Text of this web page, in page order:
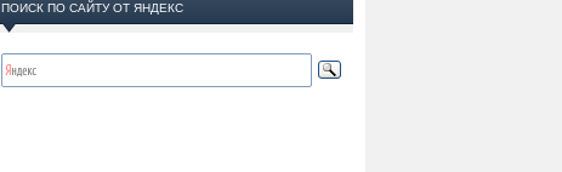
ПОИСК ПО САЙТУ ОТ ЯНДЕКС